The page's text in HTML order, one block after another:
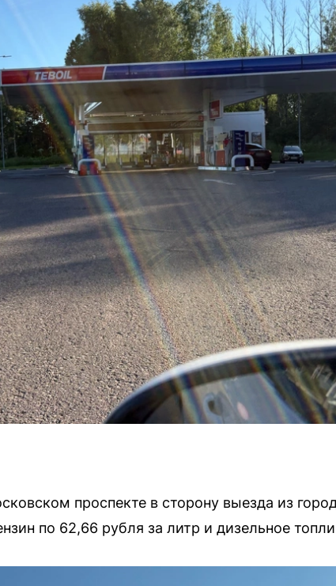
проспекте в сторону выезда из
по 62,66 рубля за литр и дизельное